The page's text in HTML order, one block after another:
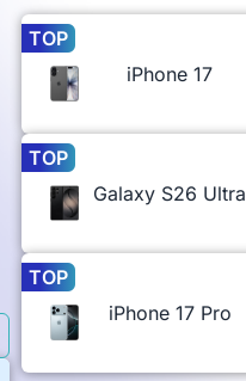
TOP
iPhone 17
TOP
Galaxy S26 Ultra
TOP
iPhone 17 Pro